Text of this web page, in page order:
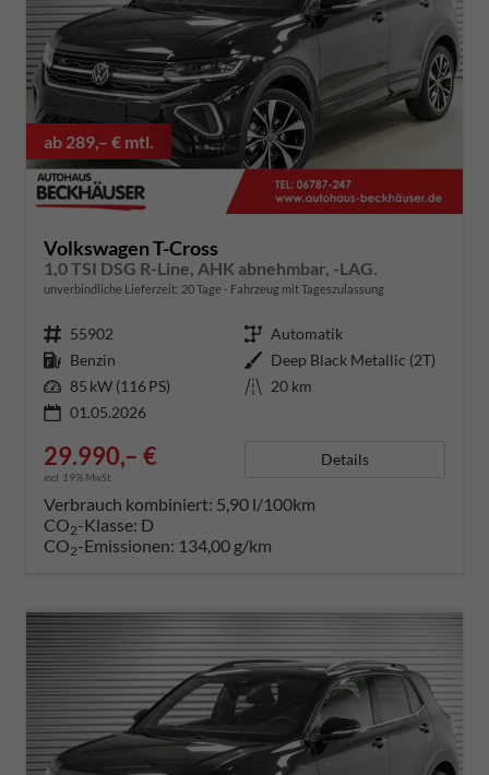
ab 289,– € mtl.
Volkswagen T-Cross
1,0 TSI DSG R-Line, AHK abnehmbar, -LAG.
unverbindliche Lieferzeit: 20 Tage Fahrzeug mit Tageszulassung
Fahrzeugnummer 55902 Getriebe Automatik
Kraftstoff Benzin Außenfarbe Deep Black Metallic (2T)
Leistung 85 kW (116 PS) Kilometerstand 20 km
01.05.2026
29.990,– €
incl. 19% MwSt.
Details
Verbrauch kombiniert: 5,90 l/100km
CO2-Klasse: D
CO2-Emissionen: 134,00 g/km